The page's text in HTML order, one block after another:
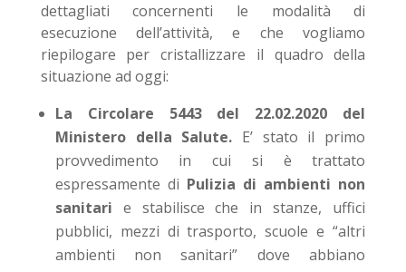
dettagliati concernenti le modalità di
esecuzione dell’attività, e che vogliamo
riepilogare per cristallizzare il quadro della
situazione ad oggi:
La Circolare 5443 del 22.02.2020
del
Ministero della Salute. E’ stato il primo
provvedimento in cui si è trattato
espressamente di Pulizia di ambienti non
sanitari e stabilisce che in stanze, uffici
pubblici, mezzi di trasporto, scuole e “altri
ambienti non sanitari” dove abbiano